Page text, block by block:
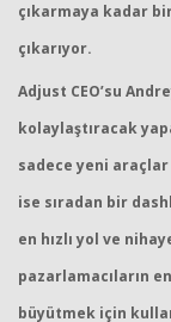
çıkarmaya kadar
çıkarıyor.
Adjust CEO’su
kolaylaştıracak
sadece yeni
ise sıradan bir
en hızlı yol ve
pazarlamacıların
büyütmek için